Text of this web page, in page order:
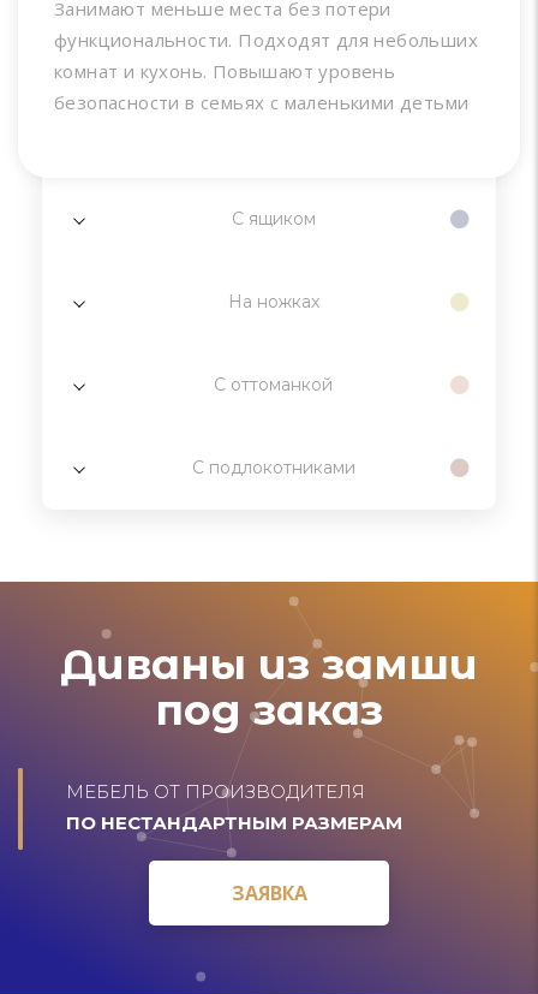
Занимают меньше места без потери
функциональности. Подходят для небольших
комнат и кухонь. Повышают уровень
безопасности в семьях с маленькими детьми
С ящиком
На ножках
С оттоманкой
С подлокотниками
Диваны из замши
под заказ
МЕБЕЛЬ ОТ ПРОИЗВОДИТЕЛЯ
ПО НЕСТАНДАРТНЫМ РАЗМЕРАМ
ЗАЯВКА
ЗАЯВКА